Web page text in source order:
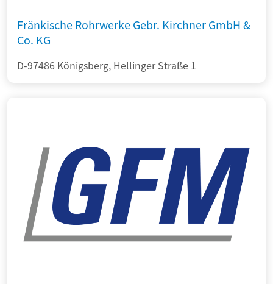
Fränkische Rohrwerke Gebr. Kirchner GmbH &
Co. KG
D-97486 Königsberg, Hellinger Straße 1